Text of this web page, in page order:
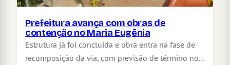
Prefeitura avança com obras de
contenção no Maria Eugênia
Estrutura já foi concluída e obra entra na fase de
recomposição da via, com previsão de término no…